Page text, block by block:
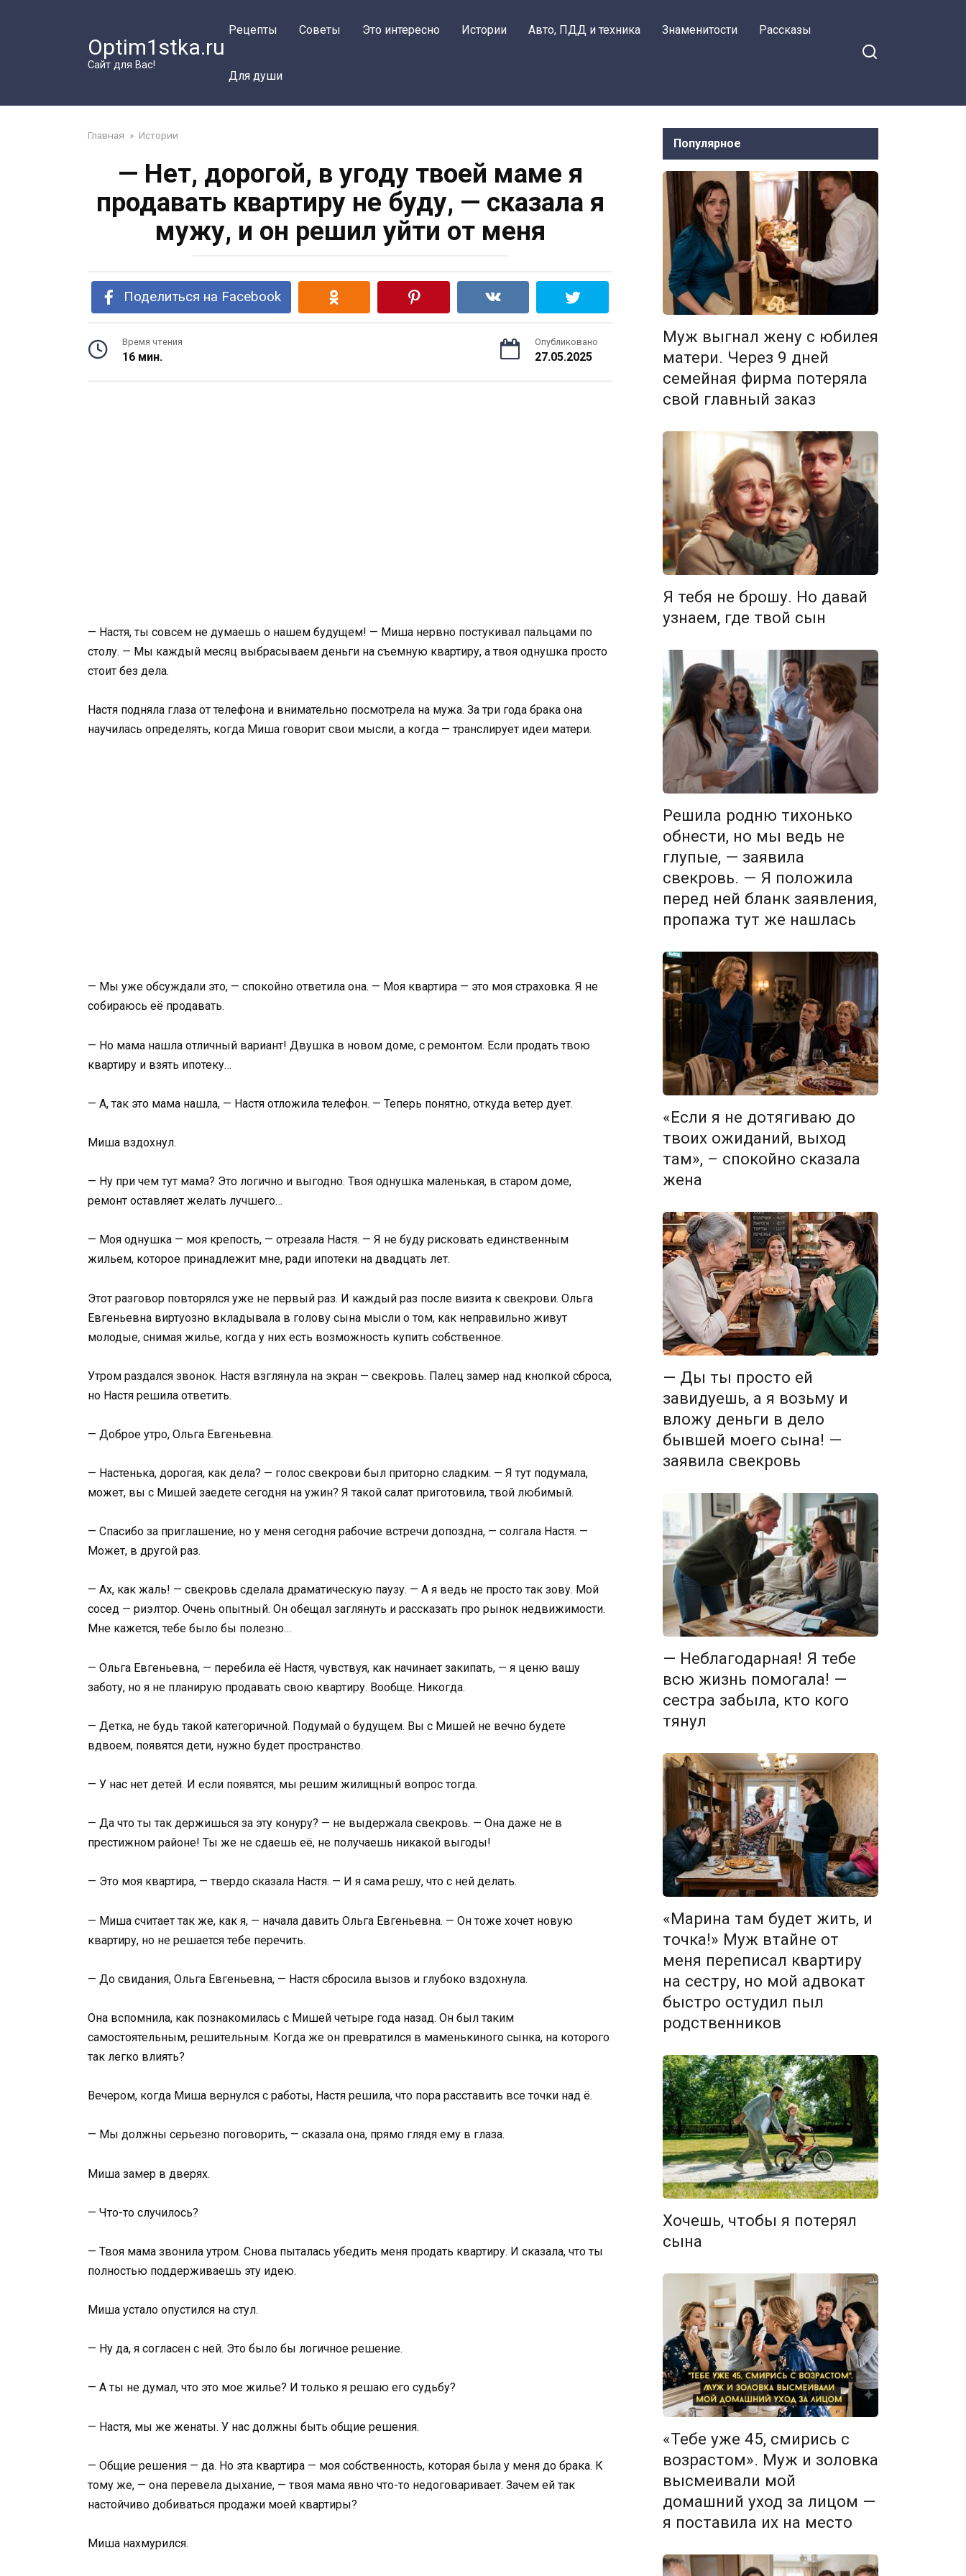
Optim1stka.ru
Сайт для Вас!
Рецепты Советы Это интересно Истории Авто, ПДД и техника Знаменитости Рассказы
Для души
Главная » Истории
— Нет, дорогой, в угоду твоей маме я
продавать квартиру не буду, — сказала я
мужу, и он решил уйти от меня
Поделиться на Facebook
Время чтения
16 мин.
Опубликовано
27.05.2025
— Настя, ты совсем не думаешь о нашем будущем! — Миша нервно постукивал пальцами по
столу. — Мы каждый месяц выбрасываем деньги на съемную квартиру, а твоя однушка просто
стоит без дела.
Настя подняла глаза от телефона и внимательно посмотрела на мужа. За три года брака она
научилась определять, когда Миша говорит свои мысли, а когда — транслирует идеи матери.
— Мы уже обсуждали это, — спокойно ответила она. — Моя квартира — это моя страховка. Я не
собираюсь её продавать.
— Но мама нашла отличный вариант! Двушка в новом доме, с ремонтом. Если продать твою
квартиру и взять ипотеку…
— А, так это мама нашла, — Настя отложила телефон. — Теперь понятно, откуда ветер дует.
Миша вздохнул.
— Ну при чем тут мама? Это логично и выгодно. Твоя однушка маленькая, в старом доме,
ремонт оставляет желать лучшего…
— Моя однушка — моя крепость, — отрезала Настя. — Я не буду рисковать единственным
жильем, которое принадлежит мне, ради ипотеки на двадцать лет.
Этот разговор повторялся уже не первый раз. И каждый раз после визита к свекрови. Ольга
Евгеньевна виртуозно вкладывала в голову сына мысли о том, как неправильно живут
молодые, снимая жилье, когда у них есть возможность купить собственное.
Утром раздался звонок. Настя взглянула на экран — свекровь. Палец замер над кнопкой сброса,
но Настя решила ответить.
— Доброе утро, Ольга Евгеньевна.
— Настенька, дорогая, как дела? — голос свекрови был приторно сладким. — Я тут подумала,
может, вы с Мишей заедете сегодня на ужин? Я такой салат приготовила, твой любимый.
— Спасибо за приглашение, но у меня сегодня рабочие встречи допоздна, — солгала Настя. —
Может, в другой раз.
— Ах, как жаль! — свекровь сделала драматическую паузу. — А я ведь не просто так зову. Мой
сосед — риэлтор. Очень опытный. Он обещал заглянуть и рассказать про рынок недвижимости.
Мне кажется, тебе было бы полезно…
— Ольга Евгеньевна, — перебила её Настя, чувствуя, как начинает закипать, — я ценю вашу
заботу, но я не планирую продавать свою квартиру. Вообще. Никогда.
— Детка, не будь такой категоричной. Подумай о будущем. Вы с Мишей не вечно будете
вдвоем, появятся дети, нужно будет пространство.
— У нас нет детей. И если появятся, мы решим жилищный вопрос тогда.
— Да что ты так держишься за эту конуру? — не выдержала свекровь. — Она даже не в
престижном районе! Ты же не сдаешь её, не получаешь никакой выгоды!
— Это моя квартира, — твердо сказала Настя. — И я сама решу, что с ней делать.
— Миша считает так же, как я, — начала давить Ольга Евгеньевна. — Он тоже хочет новую
квартиру, но не решается тебе перечить.
— До свидания, Ольга Евгеньевна, — Настя сбросила вызов и глубоко вздохнула.
Она вспомнила, как познакомилась с Мишей четыре года назад. Он был таким
самостоятельным, решительным. Когда же он превратился в маменькиного сынка, на которого
так легко влиять?
Вечером, когда Миша вернулся с работы, Настя решила, что пора расставить все точки над ё.
— Мы должны серьезно поговорить, — сказала она, прямо глядя ему в глаза.
Миша замер в дверях.
— Что-то случилось?
— Твоя мама звонила утром. Снова пыталась убедить меня продать квартиру. И сказала, что ты
полностью поддерживаешь эту идею.
Миша устало опустился на стул.
— Ну да, я согласен с ней. Это было бы логичное решение.
— А ты не думал, что это мое жилье? И только я решаю его судьбу?
— Настя, мы же женаты. У нас должны быть общие решения.
— Общие решения — да. Но эта квартира — моя собственность, которая была у меня до брака. К
тому же, — она перевела дыхание, — твоя мама явно что-то недоговаривает. Зачем ей так
настойчиво добиваться продажи моей квартиры?
Миша нахмурился.
Популярное
Муж выгнал жену с юбилея
матери. Через 9 дней
семейная фирма потеряла
свой главный заказ
Я тебя не брошу. Но давай
узнаем, где твой сын
Решила родню тихонько
обнести, но мы ведь не
глупые, — заявила
свекровь. — Я положила
перед ней бланк заявления,
пропажа тут же нашлась
«Если я не дотягиваю до
твоих ожиданий, выход
там», – спокойно сказала
жена
— Ды ты просто ей
завидуешь, а я возьму и
вложу деньги в дело
бывшей моего сына! —
заявила свекровь
— Неблагодарная! Я тебе
всю жизнь помогала! —
сестра забыла, кто кого
тянул
«Марина там будет жить, и
точка!» Муж втайне от
меня переписал квартиру
на сестру, но мой адвокат
быстро остудил пыл
родственников
Хочешь, чтобы я потерял
сына
«Тебе уже 45, смирись с
возрастом». Муж и золовка
высмеивали мой
домашний уход за лицом —
я поставила их на место